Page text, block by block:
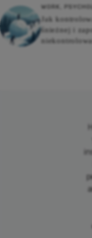
WORK
Jak
śnieżnej i